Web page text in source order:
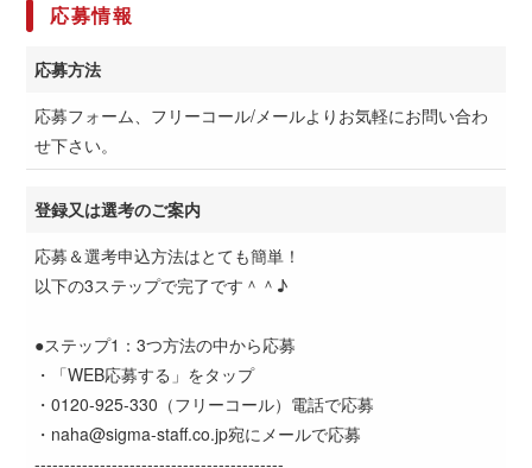
応募情報
応募方法
応募フォーム、フリーコール/メールよりお気軽にお問い合わ
せ下さい。
登録又は選考のご案内
応募＆選考申込方法はとても簡単！
以下の3ステップで完了です＾＾♪
●ステップ1：3つ方法の中から応募
・「WEB応募する」をタップ
・0120-925-330（フリーコール）電話で応募
・naha@sigma-staff.co.jp宛にメールで応募